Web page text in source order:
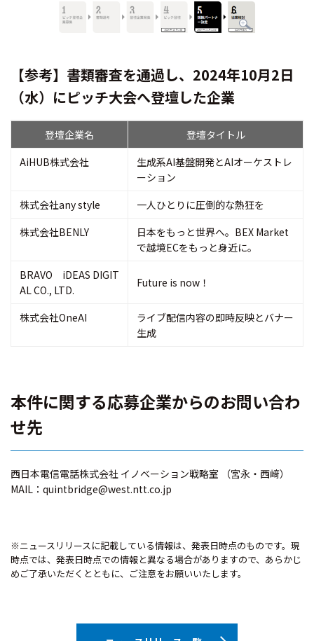
【参考】書類審査を通過し、2024年10月2日
（水）にピッチ大会へ登壇した企業
登壇企業名
登壇タイトル
AiHUB株式会社
生成系AI基盤開発とAIオーケストレ
ーション
株式会社any style
一人ひとりに圧倒的な熱狂を
株式会社BENLY
日本をもっと世界へ。BEX Market
で越境ECをもっと身近に。
BRAVO iDEAS DIGIT
AL CO., LTD.
Future is now！
株式会社OneAI
ライブ配信内容の即時反映とバナー
生成
本件に関する応募企業からのお問い合わ
せ先
西日本電信電話株式会社 イノベーション戦略室 （宮永・西﨑）
MAIL：quintbridge@west.ntt.co.jp
※ニュースリリースに記載している情報は、発表日時点のものです。現
時点では、発表日時点での情報と異なる場合がありますので、あらかじ
めご了承いただくとともに、ご注意をお願いいたします。